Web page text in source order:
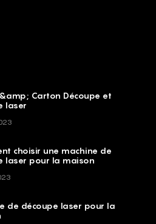
Carton Découpe et
laser
choisir une machine de
laser pour la maison
de découpe laser pour la